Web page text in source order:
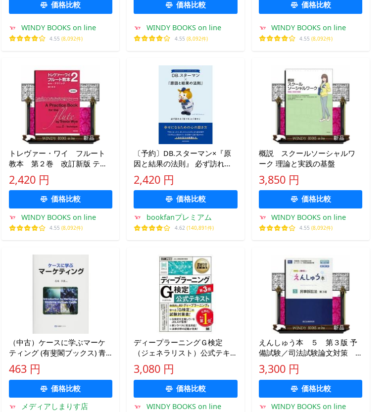
価格比較
WINDY BOOKS on line
4.55 (8,092件)
価格比較
WINDY BOOKS on line
4.55 (8,092件)
価格比較
WINDY BOOKS on line
4.55 (8,092件)
トレヴァー・ワイ フルート
教本 第２巻 改訂新版 テク
ニック
2,420 円
価格比較
WINDY BOOKS on line
4.55 (8,092件)
〔予約〕DB.スターマン×『原
因と結果の法則』 必ず訪れる
「気づき」と「幸
せ」/KADOKAWAアーティスト
編集部
2,420 円
価格比較
bookfanプレミアム
4.62 (140,891件)
概説 スクールソーシャルワ
ーク 理論と実践の基盤
3,850 円
価格比較
WINDY BOOKS on line
4.55 (8,092件)
（中古）ケースに学ぶマーケ
ティング (有斐閣ブックス) 青
木 幸弘
463 円
価格比較
メディアしまりす店
ディープラーニングＧ検定
（ジェネラリスト）公式テキ
スト 第３版 ＥＸＡＭＰＲＥ
ＳＳ 深層学習教科書
3,080 円
価格比較
WINDY BOOKS on line
えんしゅう本 ５ 第３版 予
備試験／司法試験論文対策
ロースクール／学部法律試験
対策
3,300 円
価格比較
WINDY BOOKS on line